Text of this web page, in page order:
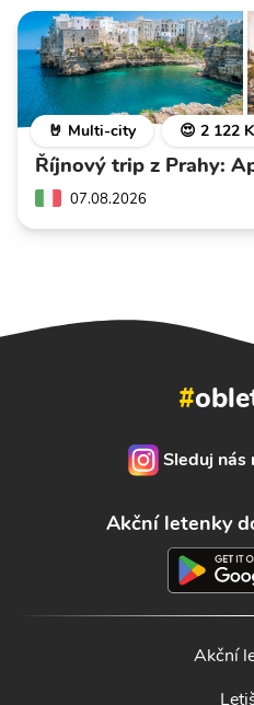
🤘 Multi-city 😍 2 122
Říjnový trip z Prahy:
07.08.2026
#
Sleduj nás
Akční letenky
Akční